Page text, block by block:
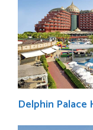
Delphin Palace